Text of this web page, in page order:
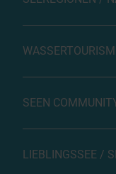
SEEN
LIEBLINGSSEE /